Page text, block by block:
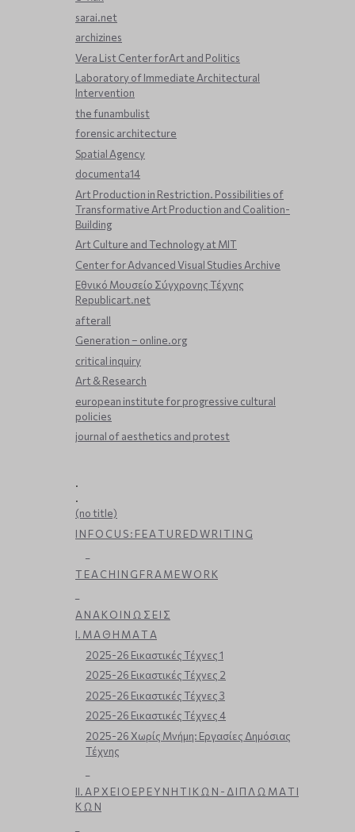
sarai.net
archizines
Vera List Center forArt and Politics
Laboratory of Immediate Architectural
Intervention
the funambulist
forensic architecture
Spatial Agency
documenta14
Art Production in Restriction. Possibilities of
Transformative Art Production and Coalition-
Building
Art Culture and Technology at MIT
Center for Advanced Visual Studies Archive
Εθνικό Μουσείο Σύγχρονης Τέχνης
Republicart.net
afterall
Generation – online.org
critical inquiry
Art & Research
european institute for progressive cultural
policies
journal of aesthetics and protest
.
.
(no title)
I N F O C U S : F E A T U R E D W R I T I N G
T E A C H I N G F R A M E W O R K
Α Ν Α Κ Ο Ι Ν Ω Σ Ε Ι Σ
Ι. Μ Α Θ Η Μ Α Τ Α
2025-26 Εικαστικές Τέχνες 1
2025-26 Εικαστικές Τέχνες 2
2025-26 Εικαστικές Τέχνες 3
2025-26 Εικαστικές Τέχνες 4
2025-26 Χωρίς Μνήμη: Εργασίες Δημόσιας
Τέχνης
ΙΙ. Α Ρ Χ Ε Ι Ο Ε Ρ Ε Υ Ν Η Τ Ι Κ Ω Ν - Δ Ι Π Λ Ω Μ Α Τ Ι
Κ Ω Ν